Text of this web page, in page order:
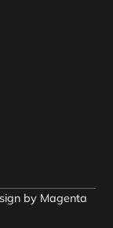
by Magenta